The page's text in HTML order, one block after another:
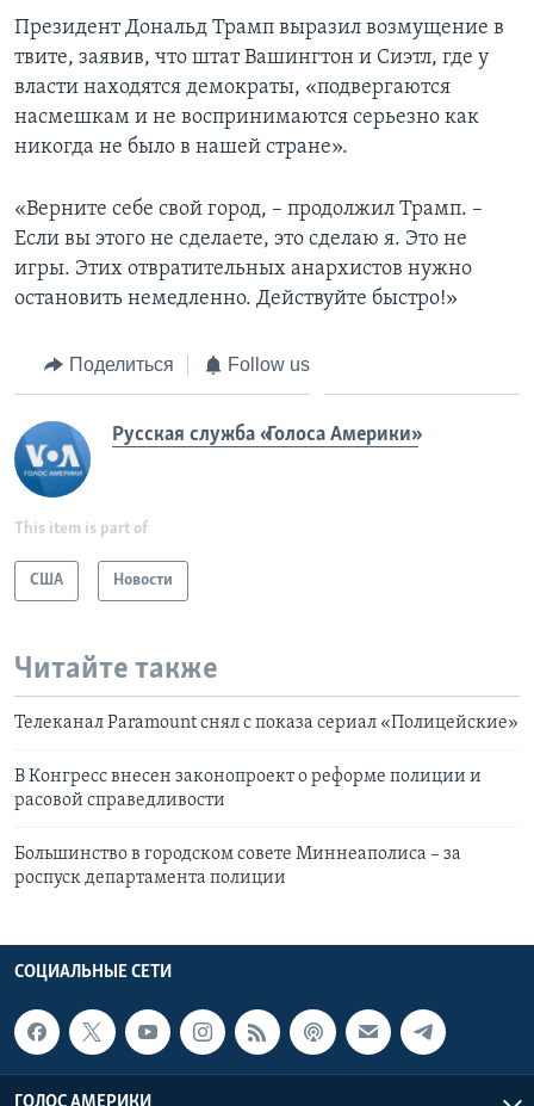
Президент Дональд Трамп выразил возмущение в
твите, заявив, что штат Вашингтон и Сиэтл, где у
власти находятся демократы, «подвергаются
насмешкам и не воспринимаются серьезно как
никогда не было в нашей стране».
«Верните себе свой город, – продолжил Трамп. –
Если вы этого не сделаете, это сделаю я. Это не
игры. Этих отвратительных анархистов нужно
остановить немедленно. Действуйте быстро!»
Поделиться Follow us
Русская служба «Голоса Америки»
This item is part of
США Новости
Читайте также
Телеканал Paramount снял с показа сериал «Полицейские»
В Конгресс внесен законопроект о реформе полиции и
расовой справедливости
Большинство в городском совете Миннеаполиса – за
роспуск департамента полиции
СОЦИАЛЬНЫЕ СЕТИ